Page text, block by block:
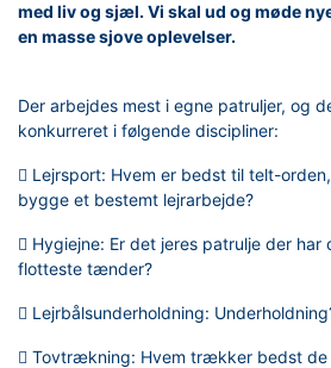
med liv og sjæl. Vi skal ud og møde
en masse sjove oplevelser.
Der arbejdes mest i egne patruljer, og
konkurreret i følgende discipliner:
 Lejrsport: Hvem er bedst til telt-
bygge et bestemt lejrarbejde?
 Hygiejne: Er det jeres patrulje der
flotteste tænder?
 Lejrbålsunderholdning:
 Tovtrækning: Hvem trækker bedst de